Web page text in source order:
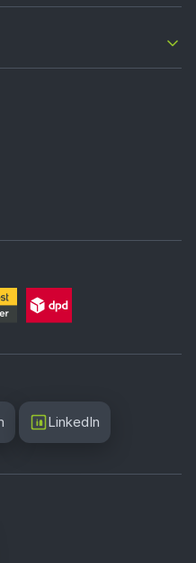
LinkedIn